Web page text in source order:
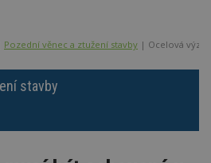
Pozední věnec a ztužení stavby Ocelová
stavby